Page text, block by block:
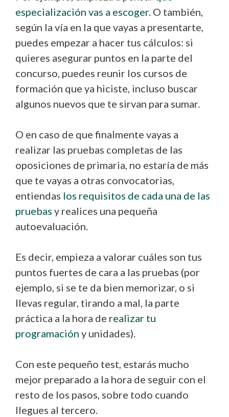
especialización vas a escoger. O también,
según la vía en la que vayas a presentarte,
puedes empezar a hacer tus cálculos: si
quieres asegurar puntos en la parte del
concurso, puedes reunir los cursos de
formación que ya hiciste, incluso buscar
algunos nuevos que te sirvan para sumar.
O en caso de que finalmente vayas a
realizar las pruebas completas de las
oposiciones de primaria, no estaría de más
que te vayas a otras convocatorias,
entiendas los requisitos de cada una de las
pruebas y realices una pequeña
autoevaluación.
Es decir, empieza a valorar cuáles son tus
puntos fuertes de cara a las pruebas (por
ejemplo, si se te da bien memorizar, o si
llevas regular, tirando a mal, la parte
práctica a la hora de realizar tu
programación y unidades).
Con este pequeño test, estarás mucho
mejor preparado a la hora de seguir con el
resto de los pasos, sobre todo cuando
llegues al tercero.